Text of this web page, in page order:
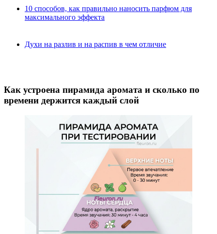
10 способов, как правильно наносить парфюм для
максимального эффекта
Духи на разлив и на распив в чем отличие
Как устроена пирамида аромата и сколько по
времени держится каждый слой